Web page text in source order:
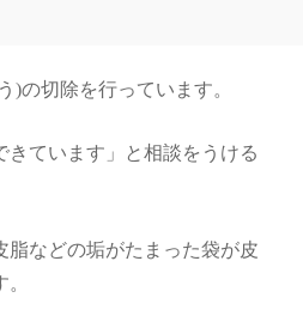
)の切除を行っています。
きています」と相談をうける
脂などの垢がたまった袋が皮